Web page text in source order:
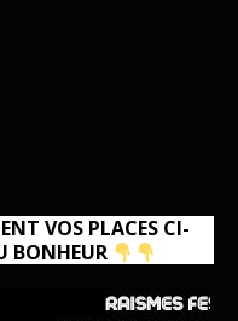
VOS PLACES CI-
BONHEUR